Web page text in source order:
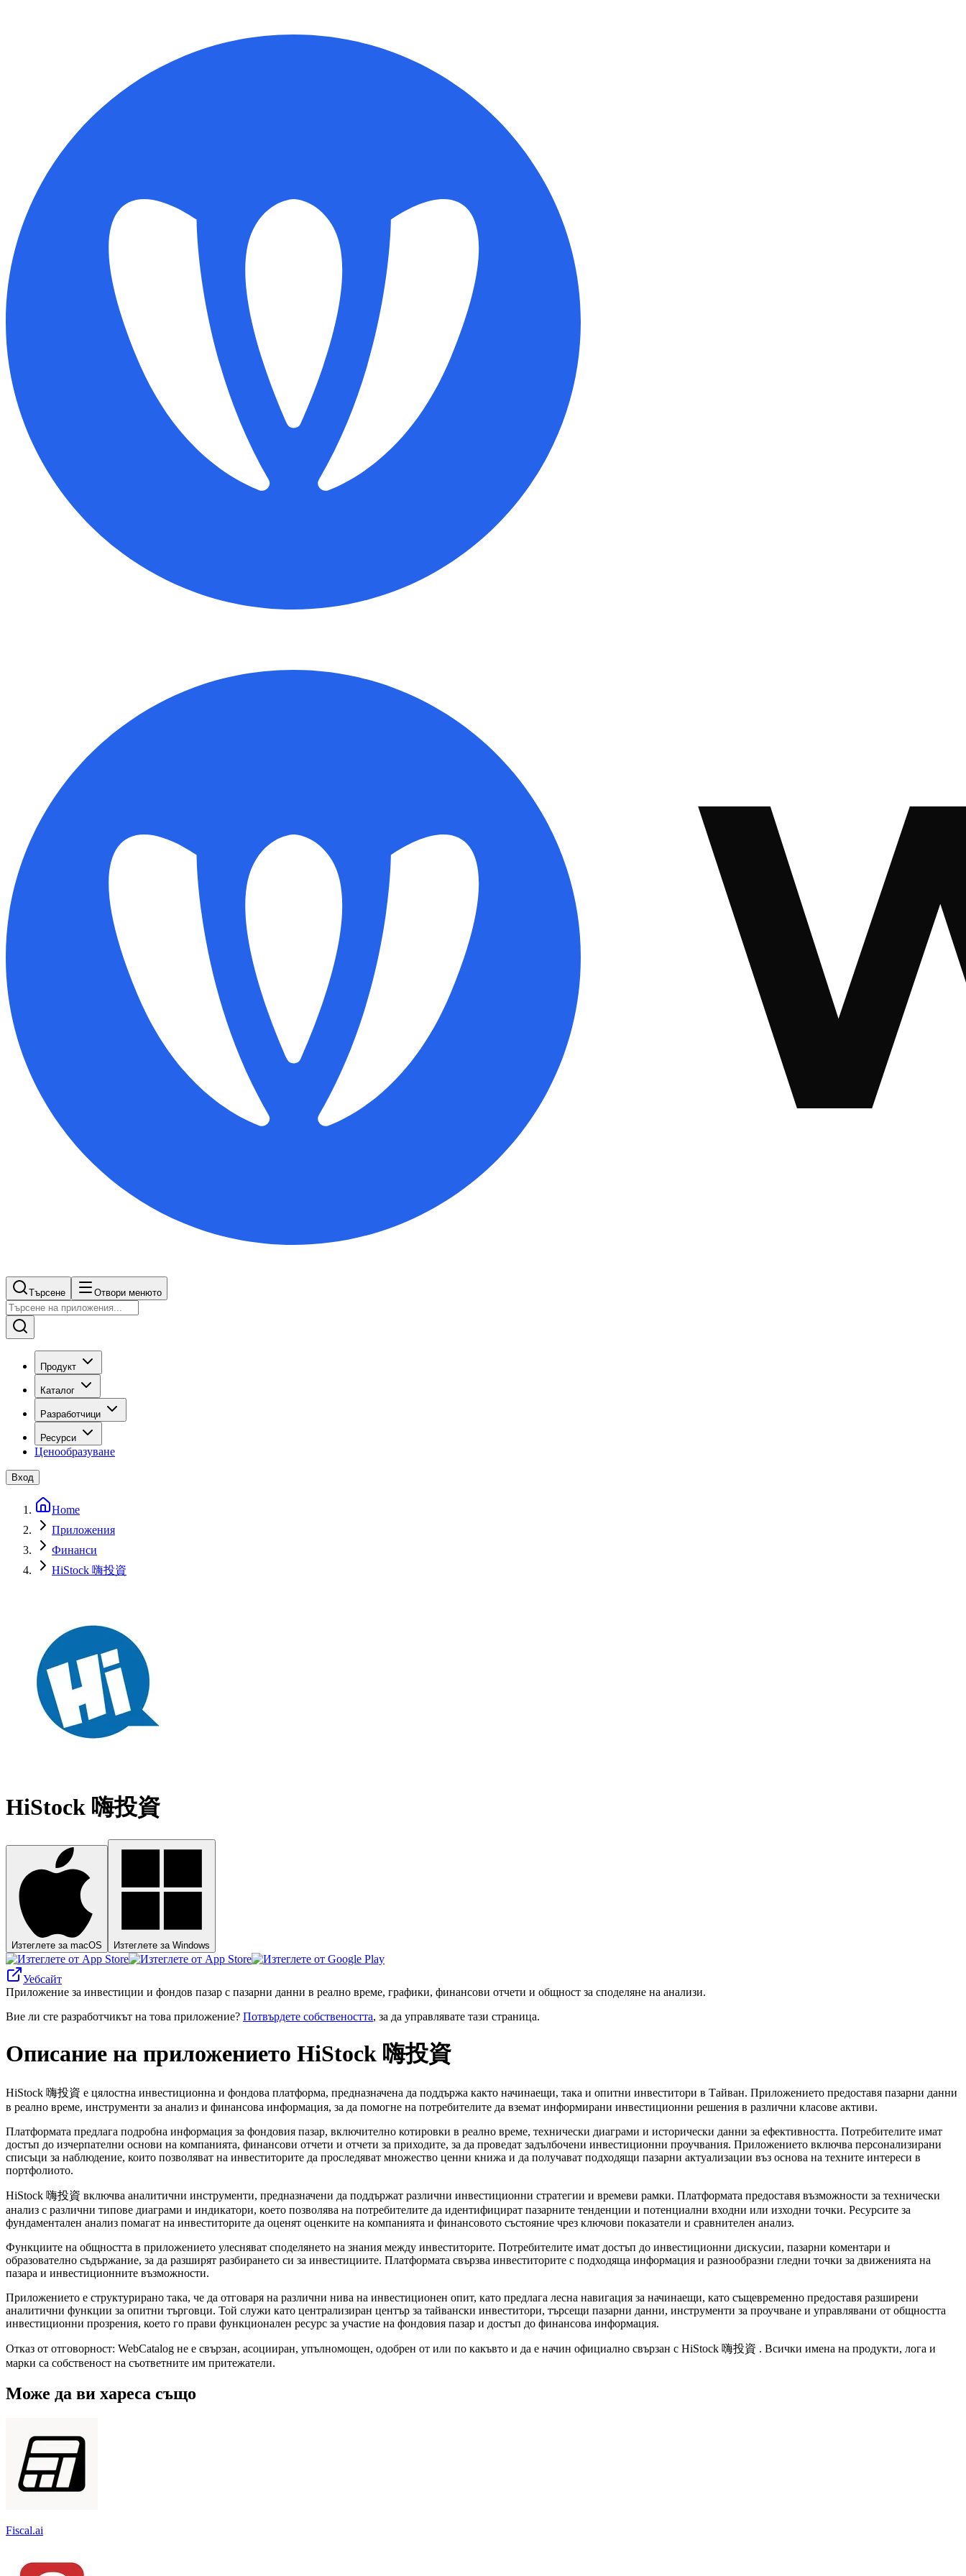
Търсене Отвори менюто
Продукт
Каталог
Разработчици
Ресурси
Ценообразуване
Вход
Home
Приложения
Финанси
HiStock 嗨投資
HiStock 嗨投資
Изтеглете за macOS Изтеглете за Windows
Уебсайт
Приложение за инвестиции и фондов пазар с пазарни данни в реално време, графики, финансови отчети и общност за споделяне на анализи.
Вие ли сте разработчикът на това приложение? Потвърдете собствеността, за да управлявате тази страница.
Описание на приложението HiStock 嗨投資
HiStock 嗨投資 е цялостна инвестиционна и фондова платформа, предназначена да поддържа както начинаещи, така и опитни инвеститори в Тайван. Приложението предоставя пазарни данни
в реално време, инструменти за анализ и финансова информация, за да помогне на потребителите да вземат информирани инвестиционни решения в различни класове активи.
Платформата предлага подробна информация за фондовия пазар, включително котировки в реално време, технически диаграми и исторически данни за ефективността. Потребителите имат
достъп до изчерпателни основи на компанията, финансови отчети и отчети за приходите, за да проведат задълбочени инвестиционни проучвания. Приложението включва персонализирани
списъци за наблюдение, които позволяват на инвеститорите да проследяват множество ценни книжа и да получават подходящи пазарни актуализации въз основа на техните интереси в
портфолиото.
HiStock 嗨投資 включва аналитични инструменти, предназначени да поддържат различни инвестиционни стратегии и времеви рамки. Платформата предоставя възможности за технически
анализ с различни типове диаграми и индикатори, което позволява на потребителите да идентифицират пазарните тенденции и потенциални входни или изходни точки. Ресурсите за
фундаментален анализ помагат на инвеститорите да оценят оценките на компанията и финансовото състояние чрез ключови показатели и сравнителен анализ.
Функциите на общността в приложението улесняват споделянето на знания между инвеститорите. Потребителите имат достъп до инвестиционни дискусии, пазарни коментари и
образователно съдържание, за да разширят разбирането си за инвестициите. Платформата свързва инвеститорите с подходяща информация и разнообразни гледни точки за движенията на
пазара и инвестиционните възможности.
Приложението е структурирано така, че да отговаря на различни нива на инвестиционен опит, като предлага лесна навигация за начинаещи, като същевременно предоставя разширени
аналитични функции за опитни търговци. Той служи като централизиран център за тайвански инвеститори, търсещи пазарни данни, инструменти за проучване и управлявани от общността
инвестиционни прозрения, което го прави функционален ресурс за участие на фондовия пазар и достъп до финансова информация.
Отказ от отговорност: WebCatalog не е свързан, асоцииран, упълномощен, одобрен от или по какъвто и да е начин официално свързан с HiStock 嗨投資 . Всички имена на продукти, лога и
марки са собственост на съответните им притежатели.
Може да ви хареса също
Fiscal.ai